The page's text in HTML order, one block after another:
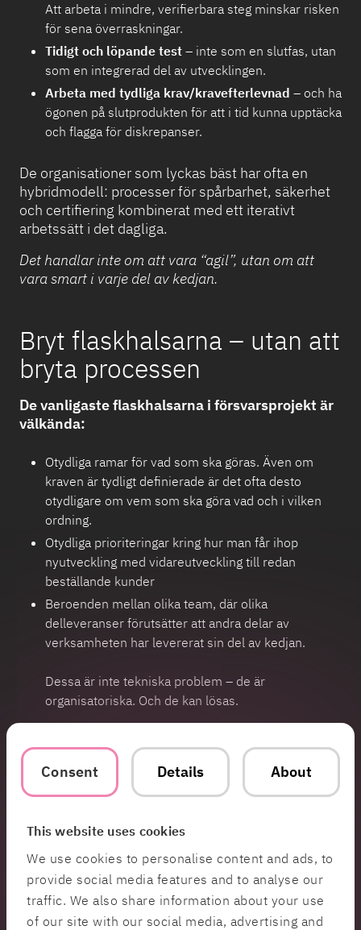
Consent Details About
This website uses cookies
We use cookies to personalise content and ads, to
provide social media features and to analyse our
traffic. We also share information about your use
of our site with our social media, advertising and
Att arbeta i mindre, verifierbara steg minskar risken
för sena överraskningar.
Tidigt och löpande test – inte som en slutfas, utan
som en integrerad del av utvecklingen.
Arbeta med tydliga krav/kravefterlevnad – och ha
ögonen på slutprodukten för att i tid kunna upptäcka
och flagga för diskrepanser.
De organisationer som lyckas bäst har ofta en
hybridmodell: processer för spårbarhet, säkerhet
och certifiering kombinerat med ett iterativt
arbetssätt i det dagliga.
Det handlar inte om att vara “agil”, utan om att
vara smart i varje del av kedjan.
Bryt flaskhalsarna – utan att
bryta processen
De vanligaste flaskhalsarna i försvarsprojekt är
välkända:
Otydliga ramar för vad som ska göras. Även om
kraven är tydligt definierade är det ofta desto
otydligare om vem som ska göra vad och i vilken
ordning.
Otydliga prioriteringar kring hur man får ihop
nyutveckling med vidareutveckling till redan
beställande kunder
Beroenden mellan olika team, där olika
delleveranser förutsätter att andra delar av
verksamheten har levererat sin del av kedjan.
Dessa är inte tekniska problem – de är
organisatoriska. Och de kan lösas.
Exempel på åtgärder som ger
effekt:
Låt testautomatisering börja parallellt med
systemkomponenter kan testas tillsammans redan
innan hårdvara är färdig.
Mät cykeltider för varje steg, inte bara för projektet
som helhet – så att små förbättringar syns och